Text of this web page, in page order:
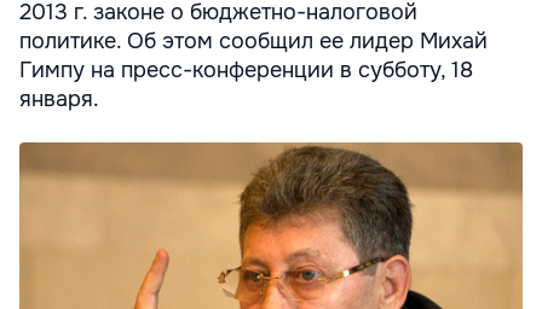
2013 г. законе о бюджетно-налоговой
политике. Об этом сообщил ее лидер Михай
Гимпу на пресс-конференции в субботу, 18
января.